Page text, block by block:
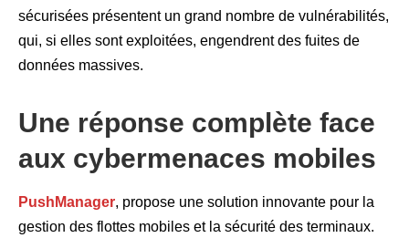
sécurisées présentent un grand nombre de vulnérabilités,
qui, si elles sont exploitées, engendrent des fuites de
données massives.
Une réponse complète face
aux cybermenaces mobiles
PushManager, propose une solution innovante pour la
gestion des flottes mobiles et la sécurité des terminaux.